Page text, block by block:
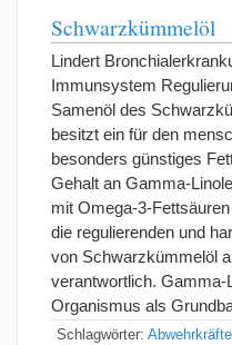
Schwarzkümmelöl
Lindert
Immunsystem
Samenöl des
besitzt ein für den
besonders günstiges
Gehalt an Gamma-
mit Omega-3-
die regulierenden und
von Schwarzkümmelöl
verantwortlich. Gamma-
Organismus als
Schlagwörter: Abwehrkräfte